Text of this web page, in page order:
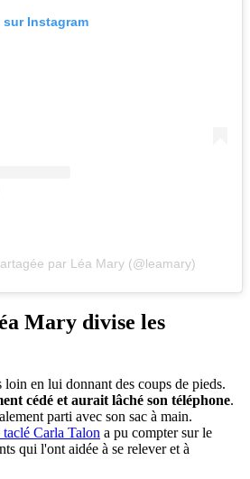
Instagram
par Léa Mary (@leamary)
Mary divise les
loin en lui donnant des coups de pieds.
cédé et aurait lâché son téléphone.
parti avec son sac à main.
Carla Talon a pu compter sur le
qui l'ont aidée à se relever et à